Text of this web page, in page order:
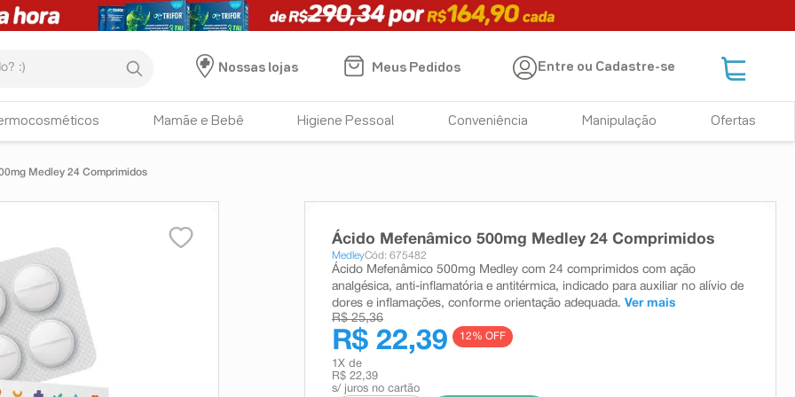
Nossas lojas
Meus Pedidos Entre ou Cadastre-se
Mamãe e Bebê Higiene Pessoal Conveniência Manipulação Ofertas
Medley 24 Comprimidos
Ácido Mefenâmico 500mg Medley 24 Comprimidos
MedleyCód: 675482
Ácido Mefenâmico 500mg Medley com 24 comprimidos com ação
analgésica, anti-inflamatória e antitérmica, indicado para auxiliar no alívio de
dores e inflamações, conforme orientação adequada. Ver mais
R$ 25,36
R$ 22,39 12% OFF
1 X de
R$ 22,39
s/ juros no cartão